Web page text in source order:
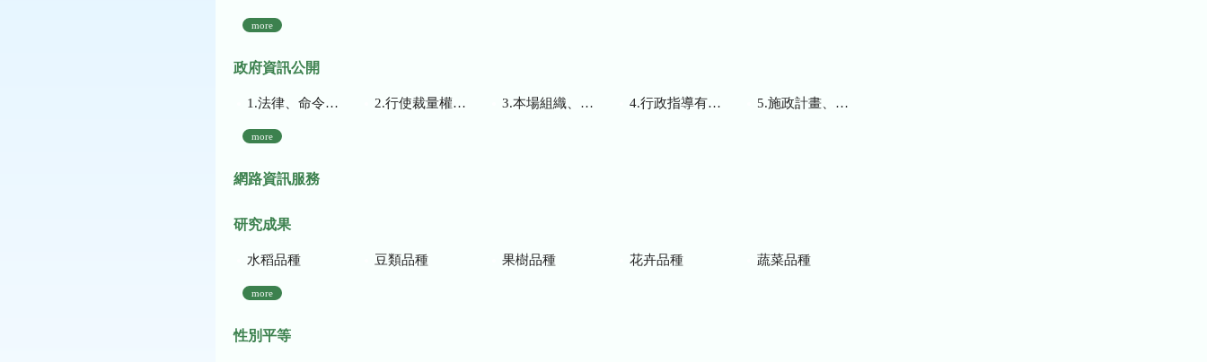
more
政府資訊公開
1.法律、命令、法規命令 2.行使裁量權而訂頒之解釋性規定及裁量基準 3.本場組織、職掌及聯絡資訊 4.行政指導有關文書 5.施政計畫、業務統計及研究報告
more
網路資訊服務
研究成果
水稻品種 豆類品種 果樹品種 花卉品種 蔬菜品種
more
性別平等